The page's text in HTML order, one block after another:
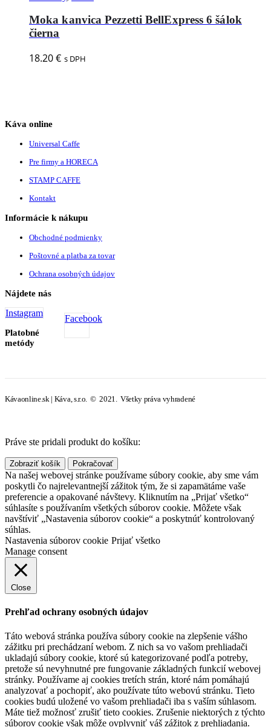
Moka kanvica Pezzetti BellExpress 6 šálok
čierna
18.20€ s DPH
Káva online
Universal Caffe
Pre firmy a HORECA
STAMP CAFFE
Kontakt
Informácie k nákupu
Obchodné podmienky
Poštovné a platba za tovar
Ochrana osobných údajov
Nájdete nás
Facebook
Instagram
Platobné
metódy
Kávaonline.sk | Káva, s.r.o. © 2021. Všetky práva vyhradené
Práve ste pridali produkt do košíku:
Zobraziť košík Pokračovať
Na našej webovej stránke používame súbory cookie, aby sme vám
poskytli čo najrelevantnejší zážitok tým, že si zapamätáme vaše
preferencie a opakované návštevy. Kliknutím na „Prijať všetko“
súhlasíte s používaním všetkých súborov cookie. Môžete však
navštíviť „Nastavenia súborov cookie“ a poskytnúť kontrolovaný
súhlas.
Nastavenia súborov cookie Prijať všetko
Manage consent
Close
Prehľad ochrany osobných údajov
Táto webová stránka používa súbory cookie na zlepšenie vášho
zážitku pri prechádzaní webom. Z nich sa vo vašom prehliadači
ukladajú súbory cookie, ktoré sú kategorizované podľa potreby,
pretože sú nevyhnutné pre fungovanie základných funkcií webovej
stránky. Používame aj cookies tretích strán, ktoré nám pomáhajú
analyzovať a pochopiť, ako používate túto webovú stránku. Tieto
cookies budú uložené vo vašom prehliadači iba s vaším súhlasom.
Máte tiež možnosť zrušiť tieto cookies. Zrušenie niektorých z týchto
súborov cookie však môže ovplyvniť váš zážitok z prehliadania.